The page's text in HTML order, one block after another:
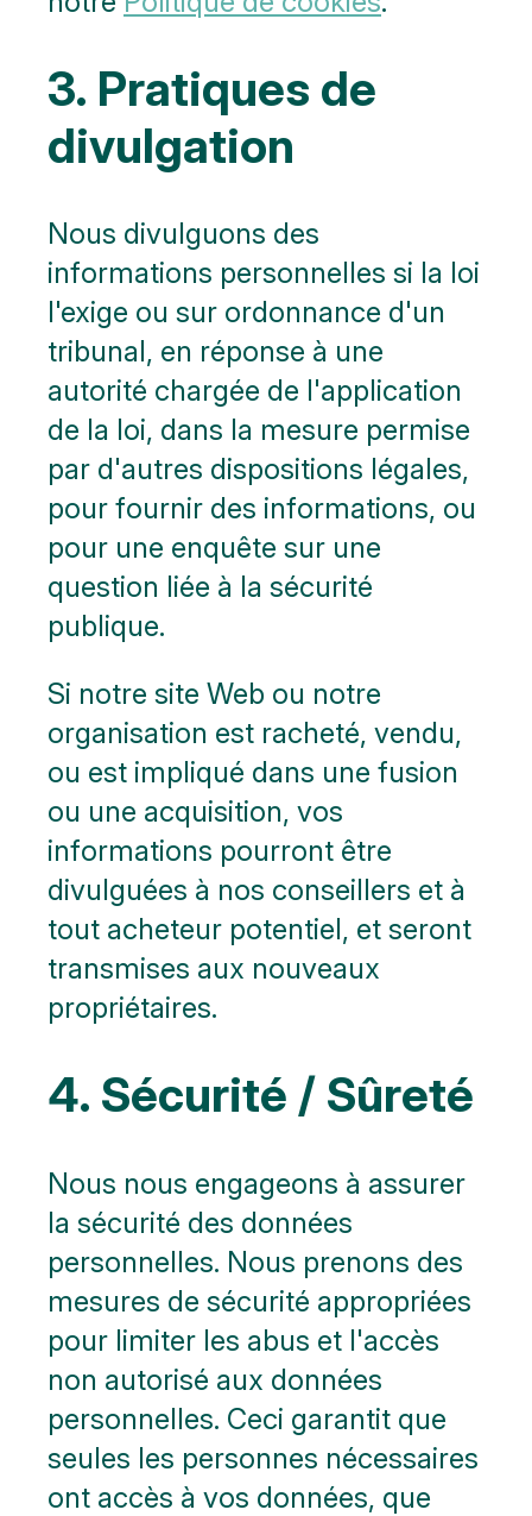
Bataille
de
l'Escaut
Ici,
vous
pouvez
aller aux
toilettes
Plus
d'options..
cliquez
sur les
blocs
3. Pratiques de
divulgation
Nous divulguons des
informations personnelles si la loi
l'exige ou sur ordonnance d'un
tribunal, en réponse à une
autorité chargée de l'application
de la loi, dans la mesure permise
par d'autres dispositions légales,
pour fournir des informations, ou
pour une enquête sur une
question liée à la sécurité
publique.
Si notre site Web ou notre
organisation est racheté, vendu,
ou est impliqué dans une fusion
ou une acquisition, vos
informations pourront être
divulguées à nos conseillers et à
tout acheteur potentiel, et seront
transmises aux nouveaux
propriétaires.
4. Sécurité / Sûreté
Nous nous engageons à assurer
la sécurité des données
personnelles. Nous prenons des
mesures de sécurité appropriées
pour limiter les abus et l'accès
non autorisé aux données
personnelles. Ceci garantit que
seules les personnes nécessaires
ont accès à vos données, que